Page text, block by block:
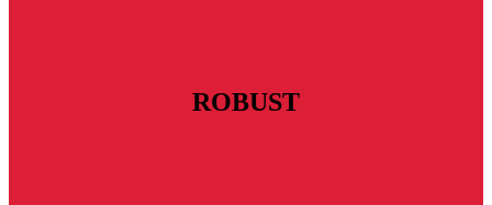
ROBUST